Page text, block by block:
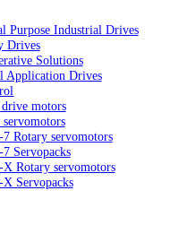
клапан
Siemens SKP
Siemens SQM
Siemens SQN
Purpose Industrial Drives
Drives
Solutions
Application Drives
drive motors